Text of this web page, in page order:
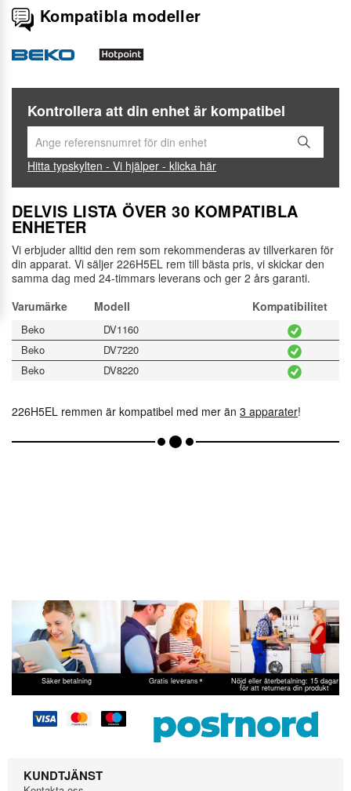
Kompatibla modeller
Kontrollera att din enhet är kompatibel
Hitta typskylten - Vi hjälper - klicka här
DELVIS LISTA ÖVER 30 KOMPATIBLA
ENHETER
Vi erbjuder alltid den rem som rekommenderas av tillverkaren för
din apparat. Vi säljer 226H5EL rem till bästa pris, vi skickar den
samma dag med 24-timmars leverans och ger 2 års garanti.
Varumärke
Modell Kompatibilitet
Beko
DV1160
Beko
DV7220
Beko
DV8220
226H5EL remmen är kompatibel med mer än 3 apparater!
Säker betalning Gratis leverans* Nöjd eller återbetalning: 15 dagar
för att returnera din produkt
KUNDTJÄNST